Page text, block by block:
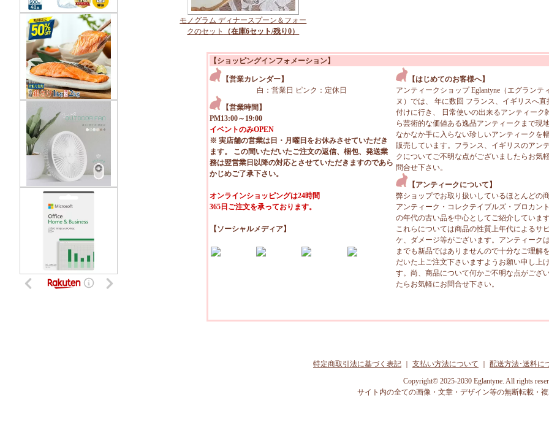
モノグラム ディナースプーン＆フォー
クのセット
（在庫6セット/残り0）
【ショッピングインフォメーション】
【営業カレンダー】
白：営業日 ピンク：定休日
【営業時間】
PM13:00～19:00
イベントのみOPEN
※ 実店舗の営業は日・月曜日をお休みさせていただき
ます。 この間いただいたご注文の返信、梱包、発送業
務は翌営業日以降の対応とさせていただきますのであら
かじめご了承下さい。
オンラインショッピングは24時間
365日ご注文を承っております。
【ソーシャルメディア】
【はじめてのお客様へ】
アンティークショップ Eglantyne（エグランテ
ヌ）では、 年に数回 フランス、イギリスへ直
付けに行き、 日常使いの出来るアンティーク
ら芸術的な価値ある逸品アンティークまで現
なかなか手に入らない珍しいアンティークを
販売しています。フランス、イギリスのアン
クについてご不明な点がございましたらお気
問合せ下さい。
【アンティークについて】
弊ショップでお取り扱いしているほとんどの
アンティーク・コレクテイブルズ・ブロカン
の年代の古い品を中心としてご紹介しています
これらについては商品の性質上年代によるサ
ケ、ダメージ等がございます。アンティーク
までも新品ではありませんので十分なご理解
だいた上ご注文下さいますようお願い申し上
す。尚、商品について何かご不明な点がござ
たらお気軽にお問合せ下さい。
特定商取引法に基づく表記 支払い方法について 配送方法･送料に
Copyright© 2025-2030 Eglantyne. All rights
サイト内の全ての画像・文章・デザイン等の無断転載・複